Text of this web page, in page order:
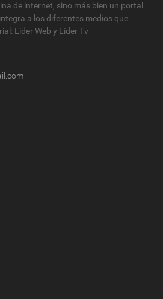
de internet, sino más bien un portal
a los diferentes medios que
Líder Web y Líder Tv